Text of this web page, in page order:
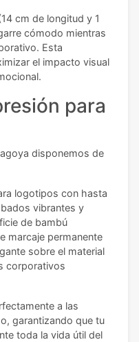
cm de longitud y 1
cómodo mientras
Esta
el impacto visual
para
disponemos de
logotipos con hasta
vibrantes y
de bambú
marcaje permanente
sobre el material
corporativos
a las
garantizando que tu
toda la vida útil del